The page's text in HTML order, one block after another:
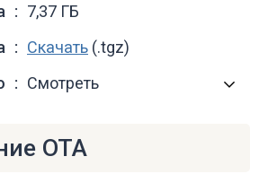
7,37 ГБ
Скачать (.tgz)
Смотреть
OTA